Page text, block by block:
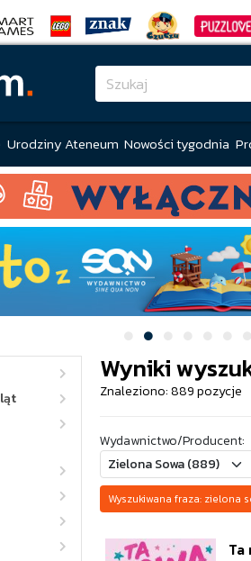
Urodziny Ateneum Nowości tygodnia
Wyniki
Znaleziono: 889 pozycje
Wydawnictwo/Producent:
Wyszukiwana fraza:
Ta